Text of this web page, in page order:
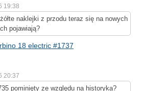
19:38
naklejki z przodu teraz się na nowych
pojawiają?
18 electric #1737
20:37
pominięty ze względu na historyka?